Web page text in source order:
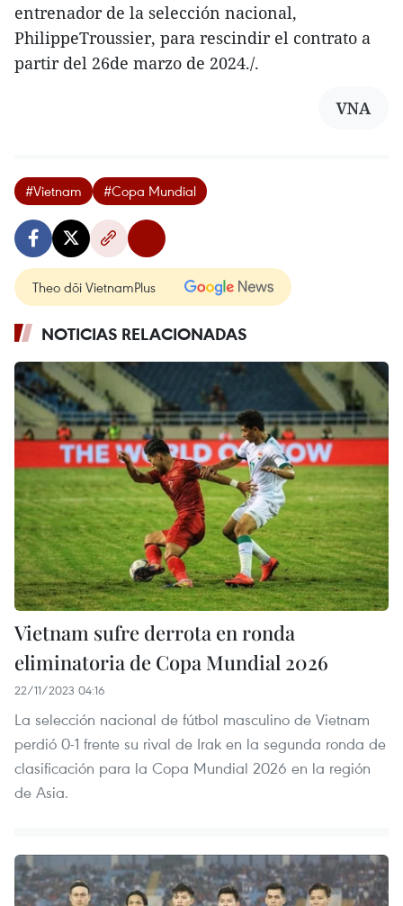
entrenador de la selección nacional,
PhilippeTroussier, para rescindir el contrato a
partir del 26de marzo de 2024./.
VNA
#Vietnam #Copa Mundial
Theo dõi VietnamPlus
NOTICIAS RELACIONADAS
Vietnam sufre derrota en ronda
eliminatoria de Copa Mundial 2026
22/11/2023 04:16
La selección nacional de fútbol masculino de Vietnam
perdió 0-1 frente su rival de Irak en la segunda ronda de
clasificación para la Copa Mundial 2026 en la región
de Asia.